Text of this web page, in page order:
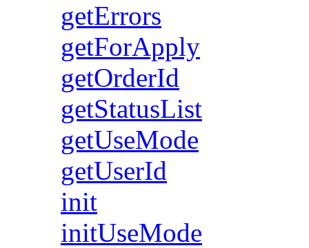
getErrors
getForApply
getOrderId
getStatusList
getUseMode
getUserId
init
initUseMode